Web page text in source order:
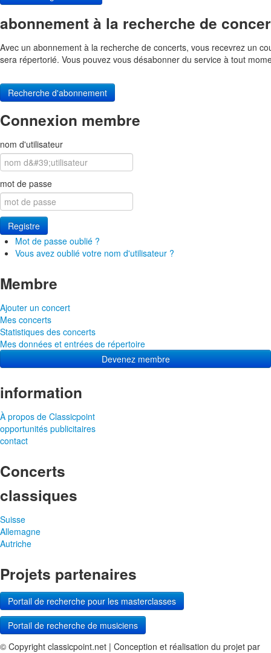
abonnement à la recherche de
Avec un abonnement à la recherche de concerts, vous recevrez un
sera répertorié. Vous pouvez vous désabonner du service à tout
Recherche d'abonnement
Connexion membre
nom d'utilisateur
mot de passe
Registre
Mot de passe oublié ?
Vous avez oublié votre nom d'utilisateur ?
Membre
Ajouter un concert
Mes concerts
Statistiques des concerts
Mes données et entrées de répertoire
Devenez membre
information
À propos de Classicpoint
opportunités publicitaires
contact
Concerts
classiques
Suisse
Allemagne
Autriche
Projets partenaires
Portail de recherche pour les masterclasses
Portail de recherche de musiciens
© Copyright classicpoint.net | Conception et réalisation du projet par